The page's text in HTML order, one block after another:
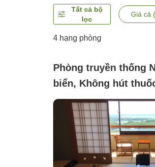
Tất cả bộ
lọc
Giá cả
4 hạng phòng
Phòng truyền thống
biển, Không hút
xuất cho gia đình